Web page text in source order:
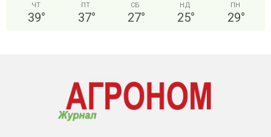
ЧТ
39°
ПТ
37°
СБ
27°
НД
25°
ПН
29°